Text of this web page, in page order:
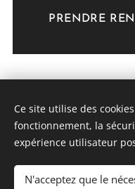
PRENDRE
FERME DE LA
Ce site utilise des
fonctionnement, la
expérience utilisateur
N'acceptez que le